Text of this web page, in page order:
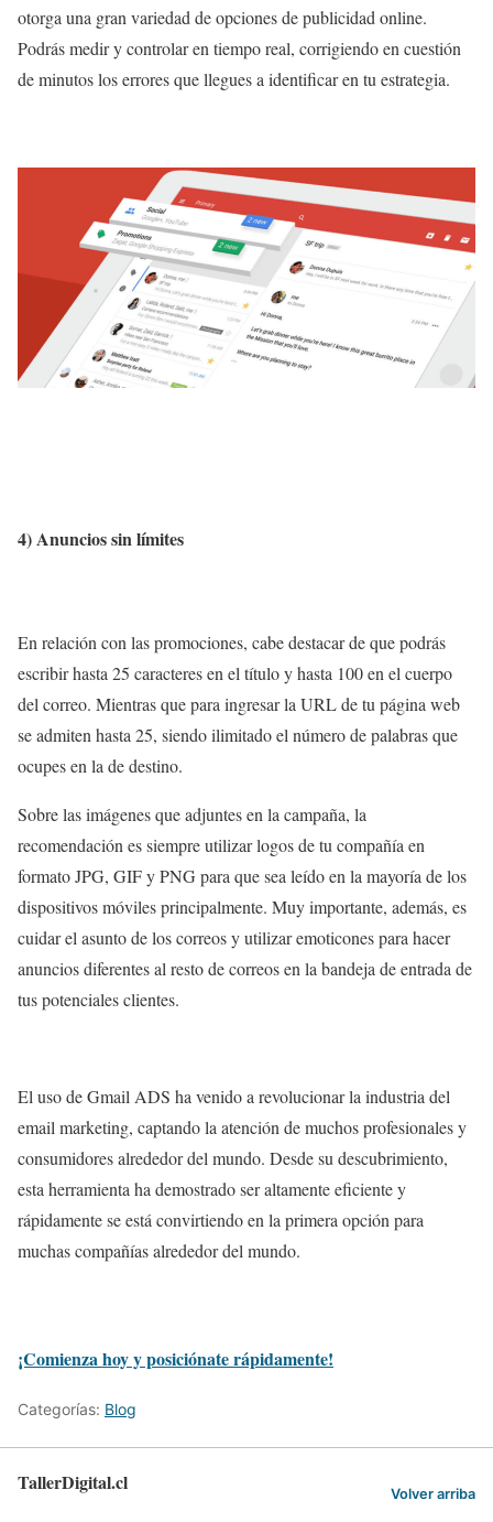
otorga una gran variedad de opciones de publicidad online.
Podrás medir y controlar en tiempo real, corrigiendo en cuestión
de minutos los errores que llegues a identificar en tu estrategia.
4) Anuncios sin límites
En relación con las promociones, cabe destacar de que podrás
escribir hasta 25 caracteres en el título y hasta 100 en el cuerpo
del correo. Mientras que para ingresar la URL de tu página web
se admiten hasta 25, siendo ilimitado el número de palabras que
ocupes en la de destino.
Sobre las imágenes que adjuntes en la campaña, la
recomendación es siempre utilizar logos de tu compañía en
formato JPG, GIF y PNG para que sea leído en la mayoría de los
dispositivos móviles principalmente. Muy importante, además, es
cuidar el asunto de los correos y utilizar emoticones para hacer
anuncios diferentes al resto de correos en la bandeja de entrada de
tus potenciales clientes.
El uso de Gmail ADS ha venido a revolucionar la industria del
email marketing, captando la atención de muchos profesionales y
consumidores alrededor del mundo. Desde su descubrimiento,
esta herramienta ha demostrado ser altamente eficiente y
rápidamente se está convirtiendo en la primera opción para
muchas compañías alrededor del mundo.
¡Comienza hoy y posiciónate rápidamente!
Categorías: Blog
TallerDigital.cl Volver arriba